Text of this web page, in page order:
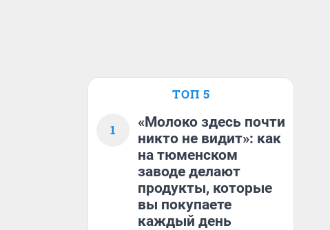
ТОП 5
1
«Молоко здесь почти
никто не видит»: как
на тюменском
заводе делают
продукты, которые
вы покупаете
каждый день